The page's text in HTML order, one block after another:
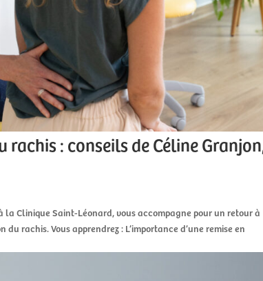
: conseils de Céline
Clinique Saint-Léonard, vous accompagne pour un retour à
rachis. Vous apprendrez : L’importance d’une remise en